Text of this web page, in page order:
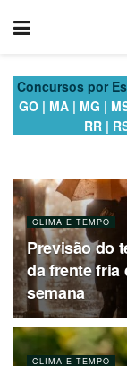
Concursos por
GO| MA| MG |
RR |
CLIMA E TEMPO
Previsão do
da frente fria
semana
CLIMA E TEMPO